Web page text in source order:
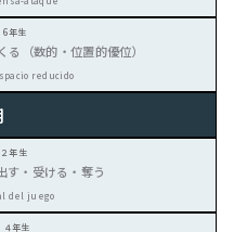
る（数的・位置的優位）
reducido
す・受ける・奪う
del juego